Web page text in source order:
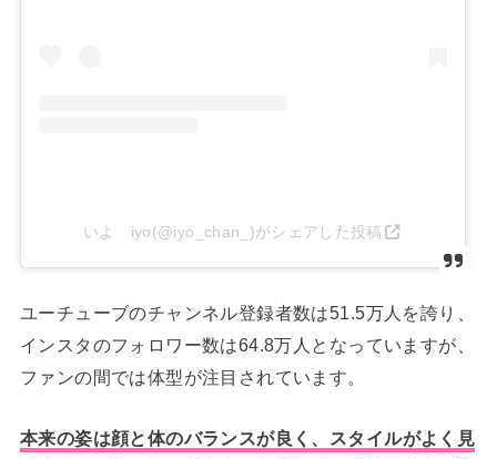
いよ iyo(@iyo_chan_)がシェアした投稿
ユーチューブのチャンネル登録者数は51.5万人を誇り、
インスタのフォロワー数は64.8万人となっていますが、
ファンの間では体型が注目されています。
本来の姿は顔と体のバランスが良く、スタイルがよく見